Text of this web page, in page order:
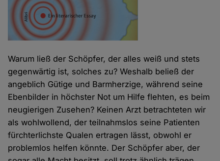
Warum ließ der Schöpfer, der alles weiß und stets
gegenwärtig ist, solches zu? Weshalb beließ der
angeblich Gütige und Barmherzige, während seine
Ebenbilder in höchster Not um Hilfe flehten, es beim
neugierigen Zusehen? Keinen Arzt betrachteten wir
als wohlwollend, der teilnahmslos seine Patienten
fürchterlichste Qualen ertragen lässt, obwohl er
problemlos helfen könnte. Der Schöpfer aber, der